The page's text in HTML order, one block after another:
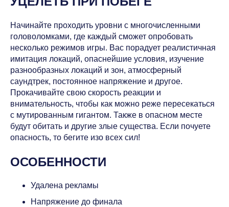
Начинайте проходить уровни с многочисленными
головоломками, где каждый сможет опробовать
несколько режимов игры. Вас порадует реалистичная
имитация локаций, опаснейшие условия, изучение
разнообразных локаций и зон, атмосферный
саундтрек, постоянное напряжение и другое.
Прокачивайте свою скорость реакции и
внимательность, чтобы как можно реже пересекаться
с мутированным гигантом. Также в опасном месте
будут обитать и другие злые существа. Если почуете
опасность, то бегите изо всех сил!
ОСОБЕННОСТИ
Удалена рекламы
Напряжение до финала